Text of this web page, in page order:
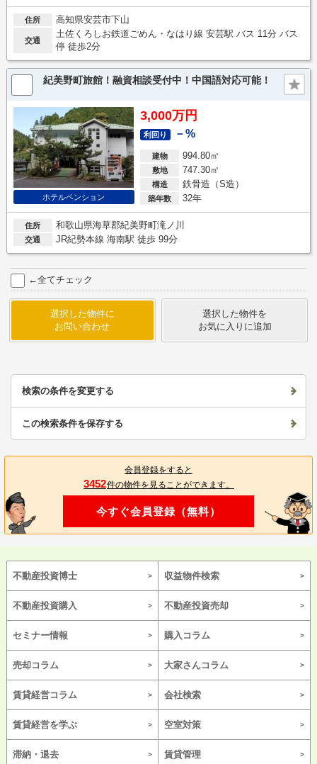
住所 高知県安芸市下山
交通
土佐くろしお鉄道ごめん・なはり線 安芸駅 バス 11分 バス
停 徒歩2分
紀美野町旅館！融資相談受付中！中国語対応可能！
ホテルペンション
3,000万円
利回り －%
建物 994.80㎡
敷地 747.30㎡
構造 鉄骨造（S造）
築年数 32年
住所 和歌山県海草郡紀美野町滝ノ川
交通 JR紀勢本線 海南駅 徒歩 99分
←全てチェック
選択した物件に
お問い合わせ
選択した物件を
お気に入りに追加
検索の条件を変更する
この検索条件を保存する
会員登録をすると
3452件の物件を見ることができます。
今すぐ会員登録（無料）
不動産投資博士 収益物件検索
不動産投資購入 不動産投資売却
セミナー情報 購入コラム
売却コラム 大家さんコラム
賃貸経営コラム 会社検索
賃貸経営を学ぶ 空室対策
滞納・退去 賃貸管理